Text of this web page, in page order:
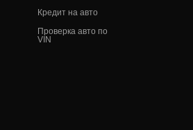
Кредит на авто
Проверка авто по
VIN